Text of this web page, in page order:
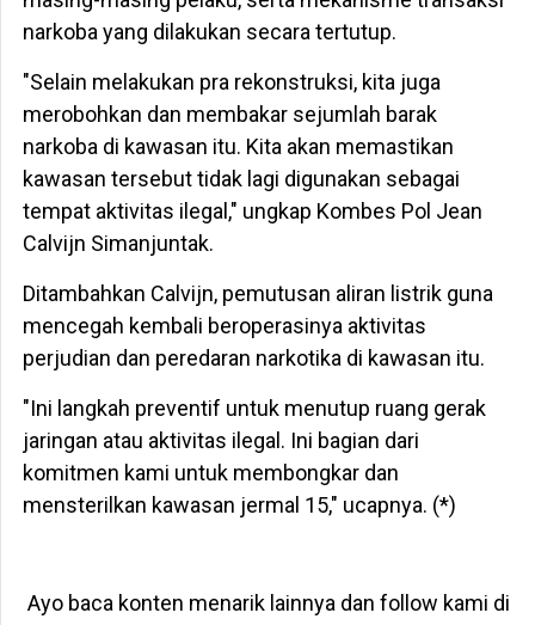
narkoba yang dilakukan secara tertutup.
"Selain melakukan pra rekonstruksi, kita juga
merobohkan dan membakar sejumlah barak
narkoba di kawasan itu. Kita akan memastikan
kawasan tersebut tidak lagi digunakan sebagai
tempat aktivitas ilegal," ungkap Kombes Pol Jean
Calvijn Simanjuntak.
Ditambahkan Calvijn, pemutusan aliran listrik guna
mencegah kembali beroperasinya aktivitas
perjudian dan peredaran narkotika di kawasan itu.
"Ini langkah preventif untuk menutup ruang gerak
jaringan atau aktivitas ilegal. Ini bagian dari
komitmen kami untuk membongkar dan
mensterilkan kawasan jermal 15," ucapnya. (*)
Ayo baca konten menarik lainnya dan follow kami di